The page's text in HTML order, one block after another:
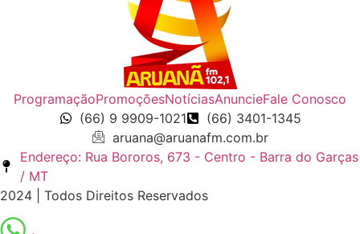
ProgramaçãoPromoçõesNotíciasAnuncieFale Conosco
(66) 9 9909-1021
(66) 3401-1345
aruana@aruanafm.com.br
Endereço: Rua Bororos, 673 - Centro - Barra do Garças
/ MT
2024 | Todos Direitos Reservados